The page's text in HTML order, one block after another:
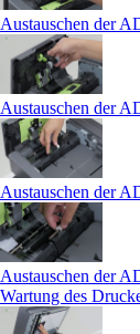
Austauschen der
Austauschen der
Austauschen der
Austauschen der
Wartung des